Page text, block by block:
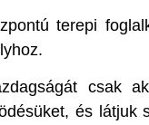
terepi
csak
és látjuk